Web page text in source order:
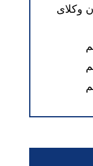
وکلای